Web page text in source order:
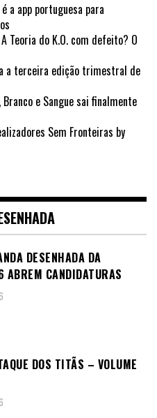
a app portuguesa para
Teoria do K.O. com defeito? O
a terceira edição trimestral de
e Sangue sai finalmente
Sem Fronteiras by
DESENHADA DA
CANDIDATURAS
DOS TITÃS – VOLUME